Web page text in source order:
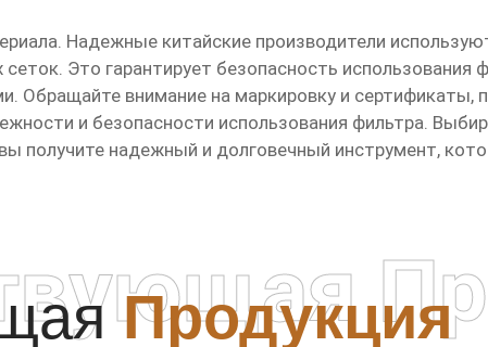
Надежные китайские производители
Это гарантирует безопасность использования
Обращайте внимание на маркировку и
и безопасности использования фильтра.
получите надежный и долговечный инструмент,
Продукция